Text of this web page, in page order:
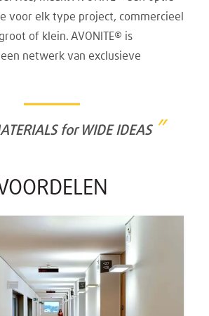
voor elk type project, commercieel
of klein. AVONITE® is
netwerk van exclusieve
for WIDE IDEAS ”